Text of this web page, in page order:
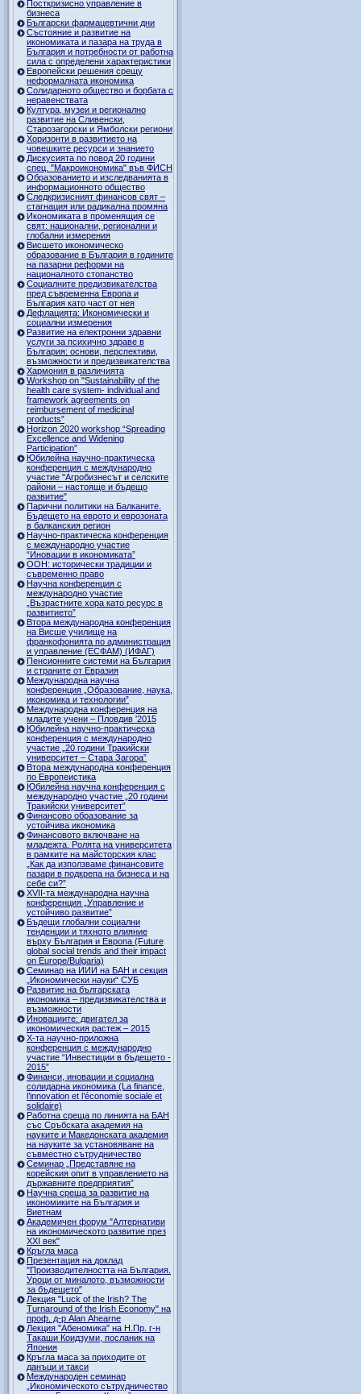
Посткризисно управление в
бизнеса
Български фармацевтични дни
Състояние и развитие на
икономиката и пазара на труда в
България и потребности от работна
сила с определени характеристики
Европейски решения срещу
неформалната икономика
Солидарното общество и борбата с
неравенствата
Култура, музеи и регионално
развитие на Сливенски,
Старозагорски и Ямболски региони
Хоризонти в развитието на
човешките ресурси и знанието
Дискусията по повод 20 години
спец. "Макроикономика" във ФИСН
Образованието и изследванията в
информационното общество
Следкризисният финансов свят –
стагнация или радикална промяна
Икономиката в променящия се
свят: национални, регионални и
глобални измерения
Висшето икономическо
образование в България в годините
на пазарни реформи на
националното стопанство
Социалните предизвикателства
пред съвременна Европа и
България като част от нея
Дефлацията: Икономически и
социални измерения
Развитие на електронни здравни
услуги за психично здраве в
България: основи, перспективи,
възможности и предизвикателства
Хармония в различията
Workshop on "Sustainability of the
health care system- individual and
framework agreements on
reimbursement of medicinal
products”
Horizon 2020 workshop “Spreading
Excellence and Widening
Participation”
Юбилейна научно-практическа
конференция с международно
участие "Агробизнесът и селските
райони – настояще и бъдещо
развитие"
Парични политики на Балканите.
Бъдещето на еврото и еврозоната
в балканския регион
Научно-практическа конференция
с международно участие
“Иновации в икономиката”
ООН: исторически традиции и
съвременно право
Научна конференция с
международно участие
„Възрастните хора като ресурс в
развитието”
Втора международна конференция
на Висше училище на
франкофонията по администрация
и управление (ЕСФАМ) (ИФАГ)
Пенсионните системи на България
и страните от Евразия
Международна научна
конференция „Образование, наука,
икономика и технологии”
Международна конференция на
младите учени – Пловдив '2015
Юбилейна научно-практическа
конференция с международно
участие „20 години Тракийски
университет – Стара Загора”
Втора международна конференция
по Европеистика
Юбилейна научна конференция с
международно участие „20 години
Тракийски университет”
Финансово образование за
устойчива икономика
Финансовото включване на
младежта. Ролята на университета
в рамките на майсторския клас
„Как да използваме финансовите
пазари в подкрепа на бизнеса и на
себе си?”
XVII-та международна научна
конференция „Управление и
устойчиво развитие”
Бъдещи глобални социални
тенденции и тяхното влияние
върху България и Европа (Future
global social trends and their impact
on Europe/Bulgaria)
Семинар на ИИИ на БАН и секция
„Икономически науки“ СУБ
Развитие на българската
икономика – предизвикателства и
възможности
Иновациите: двигател за
икономическия растеж – 2015
Х-та научно-приложна
конференция с международно
участие “Инвестиции в бъдещето -
2015”
Финанси, иновации и социална
солидарна икономика (La finance,
l’innovation et l’économie sociale et
solidaire)
Работна среща по линията на БАН
със Сръбската академия на
науките и Македонската академия
на науките за установяване на
съвместно сътрудничество
Семинар „Представяне на
корейския опит в управлението на
държавните предприятия”
Научна среща за развитие на
икономиките на България и
Виетнам
Академичен форум "Алтернативи
на икономическото развитие през
XXI век"
Кръгла маса
Презентация на доклад
"Производителността на България.
Уроци от миналото, възможности
за бъдещето"
Лекция "Luck of the Irish? The
Turnaround of the Irish Economy" на
проф. д-р Alan Ahearne
Лекция "Абеномика" на Н.Пр. г-н
Такаши Коидзуми, посланик на
Япония
Кръгла маса за приходите от
данъци и такси
Международен семинар
„Икономическото сътрудничество